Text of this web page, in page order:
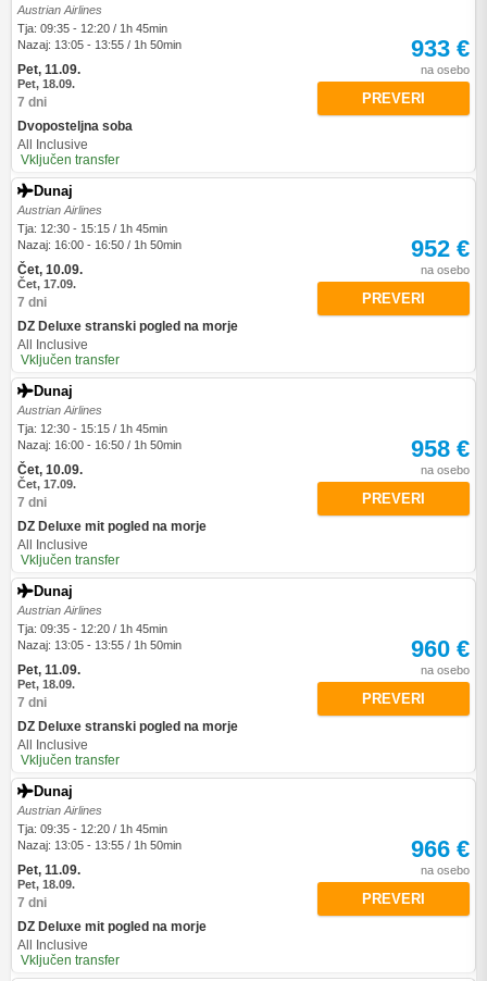
Austrian Airlines
Tja: 09:35 - 12:20 / 1h 45min
Nazaj: 13:05 - 13:55 / 1h 50min
Pet, 11.09.
Pet, 18.09.
7 dni
Dvoposteljna soba
All Inclusive
Vključen transfer
933 €
na osebo
PREVERI
Dunaj
Austrian Airlines
Tja: 12:30 - 15:15 / 1h 45min
Nazaj: 16:00 - 16:50 / 1h 50min
Čet, 10.09.
Čet, 17.09.
7 dni
DZ Deluxe stranski pogled na morje
All Inclusive
Vključen transfer
952 €
na osebo
PREVERI
Dunaj
Austrian Airlines
Tja: 12:30 - 15:15 / 1h 45min
Nazaj: 16:00 - 16:50 / 1h 50min
Čet, 10.09.
Čet, 17.09.
7 dni
DZ Deluxe mit pogled na morje
All Inclusive
Vključen transfer
958 €
na osebo
PREVERI
Dunaj
Austrian Airlines
Tja: 09:35 - 12:20 / 1h 45min
Nazaj: 13:05 - 13:55 / 1h 50min
Pet, 11.09.
Pet, 18.09.
7 dni
DZ Deluxe stranski pogled na morje
All Inclusive
Vključen transfer
960 €
na osebo
PREVERI
Dunaj
Austrian Airlines
Tja: 09:35 - 12:20 / 1h 45min
Nazaj: 13:05 - 13:55 / 1h 50min
Pet, 11.09.
Pet, 18.09.
7 dni
DZ Deluxe mit pogled na morje
All Inclusive
Vključen transfer
966 €
na osebo
PREVERI